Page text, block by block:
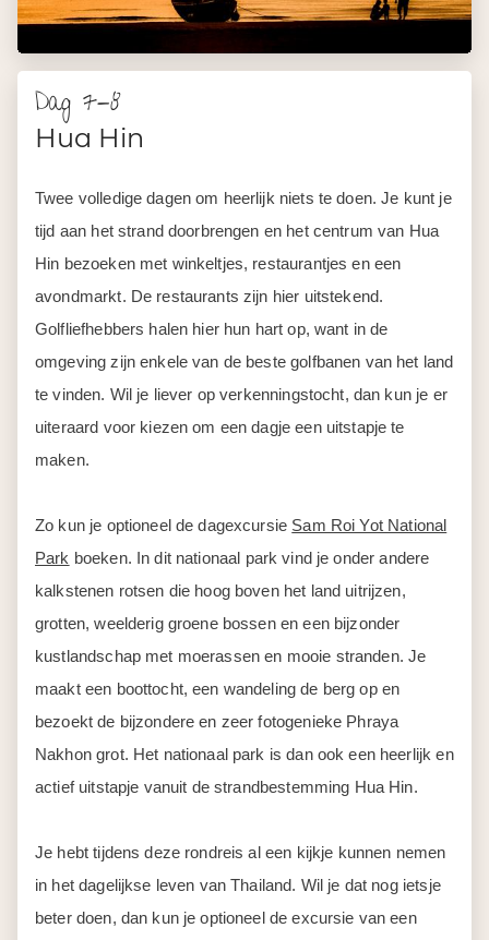
Dag 7-8
Hua Hin
Twee volledige dagen om heerlijk niets te doen. Je kunt je
tijd aan het strand doorbrengen en het centrum van Hua
Hin bezoeken met winkeltjes, restaurantjes en een
avondmarkt. De restaurants zijn hier uitstekend.
Golfliefhebbers halen hier hun hart op, want in de
omgeving zijn enkele van de beste golfbanen van het land
te vinden. Wil je liever op verkenningstocht, dan kun je er
uiteraard voor kiezen om een dagje een uitstapje te
maken.
Zo kun je optioneel de dagexcursie Sam Roi Yot National
Park boeken. In dit nationaal park vind je onder andere
kalkstenen rotsen die hoog boven het land uitrijzen,
grotten, weelderig groene bossen en een bijzonder
kustlandschap met moerassen en mooie stranden. Je
maakt een boottocht, een wandeling de berg op en
bezoekt de bijzondere en zeer fotogenieke Phraya
Nakhon grot. Het nationaal park is dan ook een heerlijk en
actief uitstapje vanuit de strandbestemming Hua Hin.
Je hebt tijdens deze rondreis al een kijkje kunnen nemen
in het dagelijkse leven van Thailand. Wil je dat nog ietsje
beter doen, dan kun je optioneel de excursie van een